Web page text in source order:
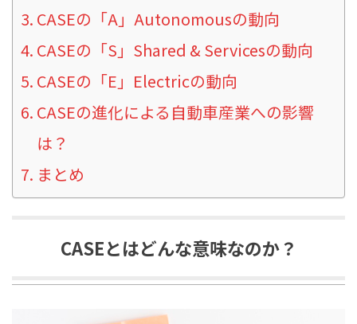
CASEの「A」Autonomousの動向
CASEの「S」Shared & Servicesの動向
CASEの「E」Electricの動向
CASEの進化による自動車産業への影響
は？
まとめ
CASEとはどんな意味なのか？